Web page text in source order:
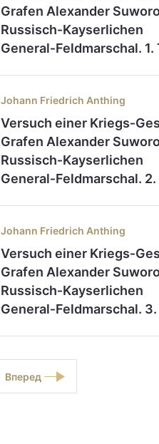
Grafen Alexander
Russisch‑Kayserlichen
General‑Feldmarschal. 1.
Johann Friedrich Anthing
Versuch einer
Grafen Alexander
Russisch‑Kayserlichen
General‑Feldmarschal. 2.
Johann Friedrich Anthing
Versuch einer
Grafen Alexander
Russisch‑Kayserlichen
General‑Feldmarschal.
Вперед